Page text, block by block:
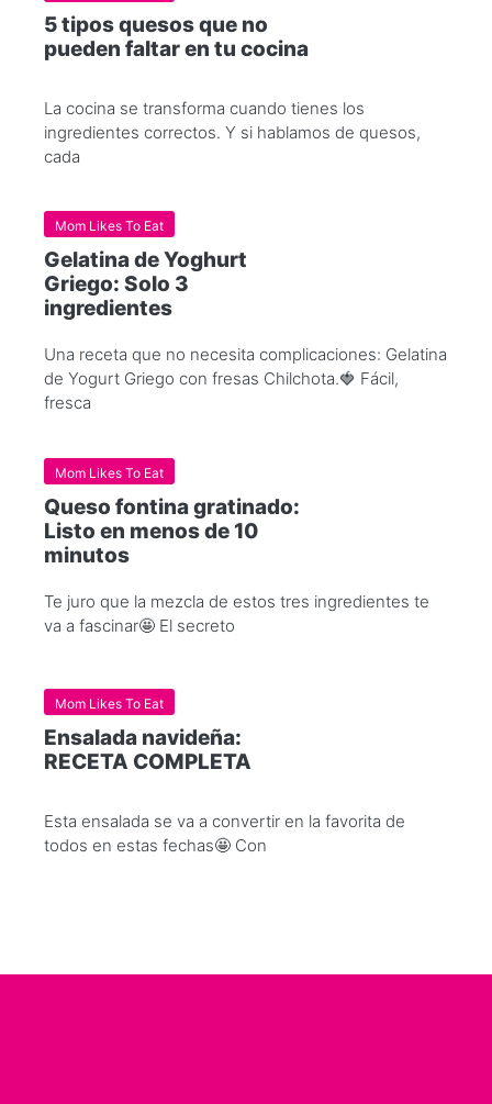
5 tipos quesos que no
pueden faltar en tu cocina
La cocina se transforma cuando tienes los
ingredientes correctos. Y si hablamos de quesos,
cada
Mom Likes To Eat
Gelatina de Yoghurt
Griego: Solo 3
ingredientes
Una receta que no necesita complicaciones: Gelatina
de Yogurt Griego con fresas Chilchota.🍓 Fácil,
fresca
Mom Likes To Eat
Queso fontina gratinado:
Listo en menos de 10
minutos
Te juro que la mezcla de estos tres ingredientes te
va a fascinar🤩 El secreto
Mom Likes To Eat
Ensalada navideña:
RECETA COMPLETA
Esta ensalada se va a convertir en la favorita de
todos en estas fechas🤩 Con